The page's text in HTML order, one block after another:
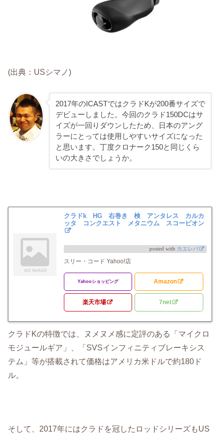
(出典：USシマノ)
2017年のICASTではクラドKが200番サイズで
デビューしました。今回のクラド150DCはサ
イズが一回りダウンしたため、日本のアング
ラーにとっては使用しやすいサイズになった
と思います。丁度クロナーク150と同じくら
いの大きさでしょうか。
クラドk HG 右巻き 検 アンタレス カルカ
ッタ コンクエスト メタニウム スコーピオン
posted with カエレバ
スリー・コード Yahoo!店
Yahooショッピング Amazon
楽天市場 7net
クラドKの特徴では、ヌメヌメ感に定評のある「マイクロ
モジュールギア」、「SVSインフィニティブレーキシス
テム」等が搭載されて価格はアメリカ米ドルで約180ド
ル。
そして、2017年にはクラドを冠したロッドシリーズもUS